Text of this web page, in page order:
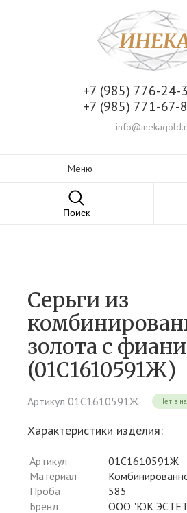
+7 (985) 776-24-
+7 (985) 771-67-
Меню
Поиск
Серьги из
золота c
(01С1610591Ж)
Артикул 01С1610591Ж Нет в
Характеристики изделия:
Артикул
01С1610591Ж
Материал
Проба
585
Бренд
ООО "ЮК